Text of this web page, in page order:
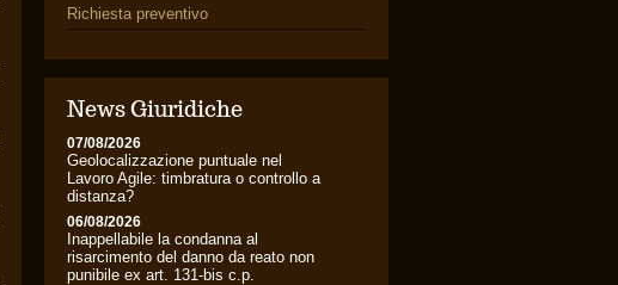
Richiesta preventivo
News Giuridiche
07/08/2026
Geolocalizzazione puntuale nel
Lavoro Agile: timbratura o controllo a
distanza?
06/08/2026
Inappellabile la condanna al
risarcimento del danno da reato non
punibile ex art. 131-bis c.p.